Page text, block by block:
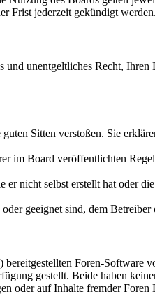
Frist jederzeit gekündigt werden.
unentgeltliches Recht,
Sitten verstoßen. Sie
im Board veröffentlichten
nicht selbst erstellt hat oder
geeignet sind, dem
bereitgestellten Foren-Software
gestellt. Beide haben
oder auf Inhalte fremder Foren